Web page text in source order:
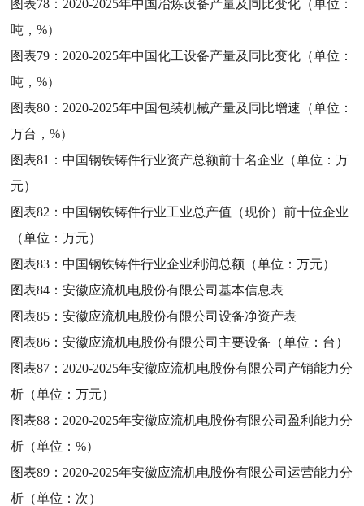
图表78： 2020-2025年中国冶炼设备产量及同比变化（单位：
吨，%）
图表79： 2020-2025年中国化工设备产量及同比变化（单位：
吨，%）
图表80： 2020-2025年中国包装机械产量及同比增速（单位：
万台，%）
图表81：中国钢铁铸件行业资产总额前十名企业（单位：万
元）
图表82：中国钢铁铸件行业工业总产值（现价）前十位企业
（单位：万元）
图表83：中国钢铁铸件行业企业利润总额（单位：万元）
图表84：安徽应流机电股份有限公司基本信息表
图表85：安徽应流机电股份有限公司设备净资产表
图表86：安徽应流机电股份有限公司主要设备（单位：台）
图表87： 2020-2025年安徽应流机电股份有限公司产销能力分
析（单位：万元）
图表88： 2020-2025年安徽应流机电股份有限公司盈利能力分
析（单位：%）
图表89： 2020-2025年安徽应流机电股份有限公司运营能力分
析（单位：次）